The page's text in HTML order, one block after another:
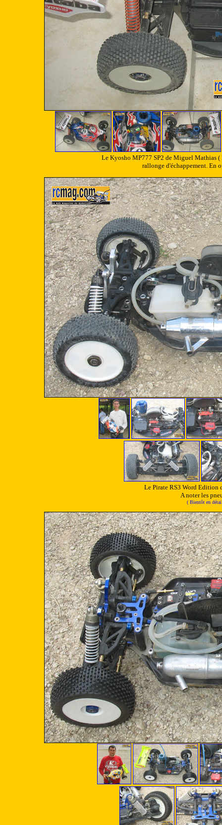
Le Kyosho MP777 SP2 de Miguel Mathias
rallonge d'échappement. En
Le Pirate RS3 Word Edition
A noter les
( Bientôt en